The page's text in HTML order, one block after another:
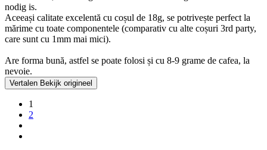
nodig is.
Aceeași calitate excelentă cu coșul de 18g, se potrivește perfect la
mărime cu toate componentele (comparativ cu alte coșuri 3rd party,
care sunt cu 1mm mai mici).
Are forma bună, astfel se poate folosi și cu 8-9 grame de cafea, la
nevoie.
Vertalen Bekijk origineel
1
2